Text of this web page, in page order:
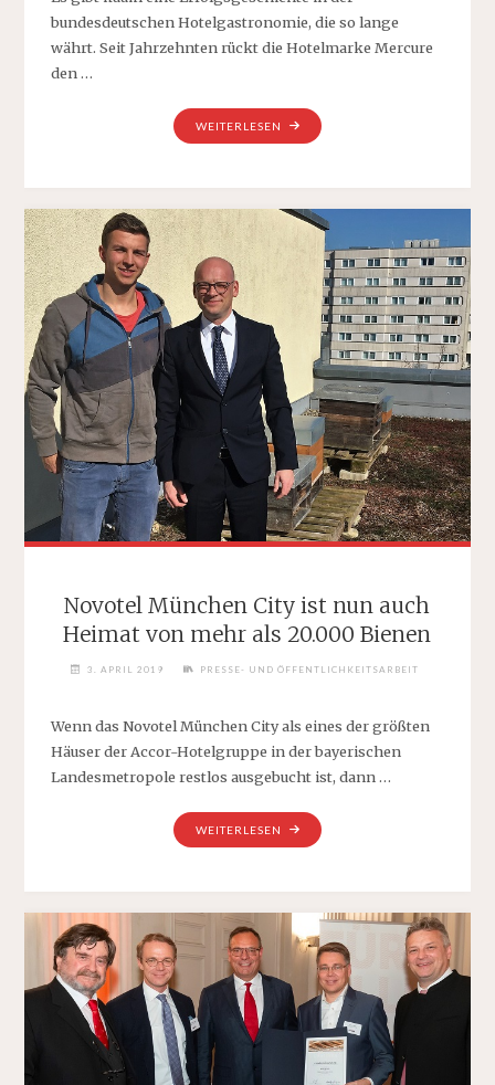
bundesdeutschen Hotelgastronomie, die so lange
währt. Seit Jahrzehnten rückt die Hotelmarke Mercure
den …
WEITERLESEN
"33.
ENDVERKOSTUNG:
WEINKARTE
„MERCURE
WEINLESE“
MIT
PERFEKTEM
GENUSS-
DEUTSCHER
WEINGÜTER"
Novotel München City ist nun auch
Heimat von mehr als 20.000 Bienen
3. APRIL 2019 PRESSE- UND ÖFFENTLICHKEITSARBEIT
Wenn das Novotel München City als eines der größten
Häuser der Accor-Hotelgruppe in der bayerischen
Landesmetropole restlos ausgebucht ist, dann …
WEITERLESEN
"NOVOTEL
MÜNCHEN
IST
NUN
AUCH
HEIMAT
VON
MEHR
ALS
20.000
BIENEN"